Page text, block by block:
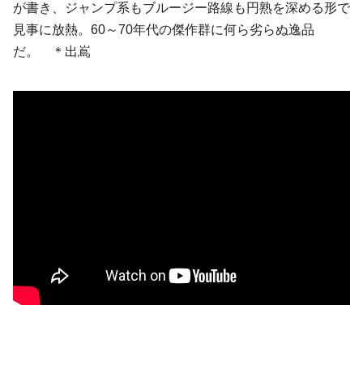
が書き、
ジャンプ系もブルージー路線も円熟を深める形で
見事に放熱。60～70年代の傑作群に何ら劣らぬ逸品
だ。 ＊出嶌